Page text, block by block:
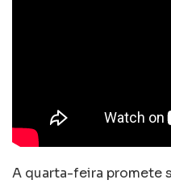
A quarta-feira promete